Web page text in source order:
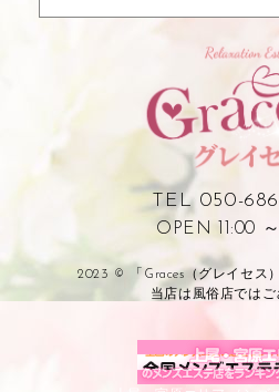
TEL 050-
OPEN 11:00
2023 © 「Graces（グレイセス
当店は風俗店では